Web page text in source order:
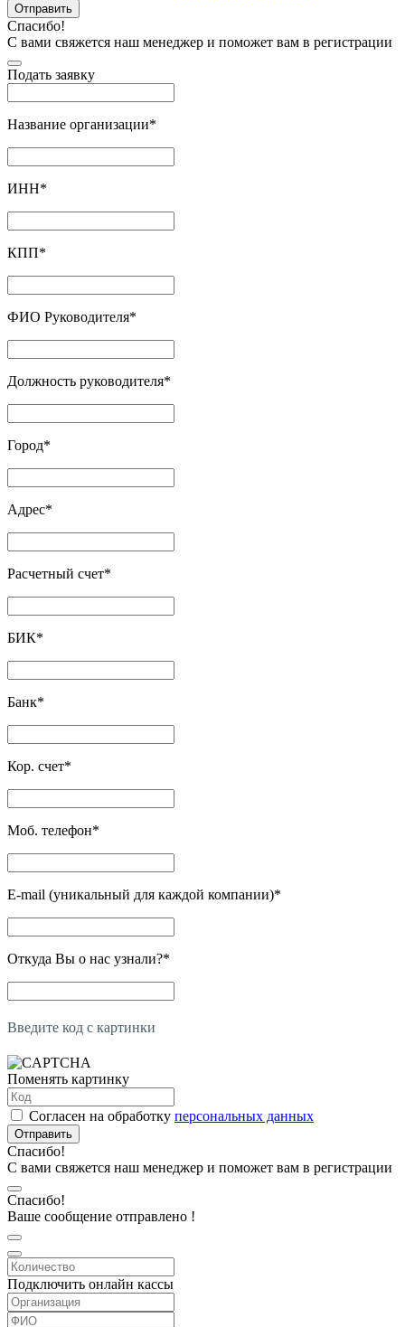
Отправить
Спасибо!
С вами свяжется наш менеджер и поможет вам в регистрации
Подать заявку
Название организации*
ИНН*
КПП*
ФИО Руководителя*
Должность руководителя*
Город*
Адрес*
Расчетный счет*
БИК*
Банк*
Кор. счет*
Моб. телефон*
E-mail (уникальный для каждой компании)*
Откуда Вы о нас узнали?*
Введите код с картинки
Поменять картинку
Согласен на обработку персональных данных
Отправить
Спасибо!
С вами свяжется наш менеджер и поможет вам в регистрации
Спасибо!
Ваше сообщение отправлено !
Подключить онлайн кассы